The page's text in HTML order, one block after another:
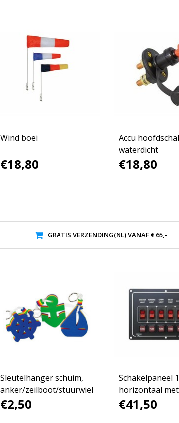
Wind boei
€18,80
Accu
waterdicht
€18,80
GRATIS VERZENDING(NL) VANAF € 65,-
Sleutelhanger schuim,
anker/zeilboot/stuurwiel
€2,50
Schakelpaneel
horizontaal
schakelaars
€41,50